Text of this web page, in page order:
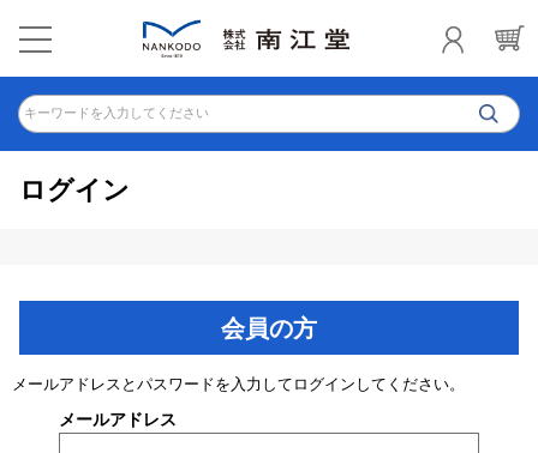
キーワードを入力してください
ログイン
会員の方
メールアドレスとパスワードを入力してログインしてください。
メールアドレス